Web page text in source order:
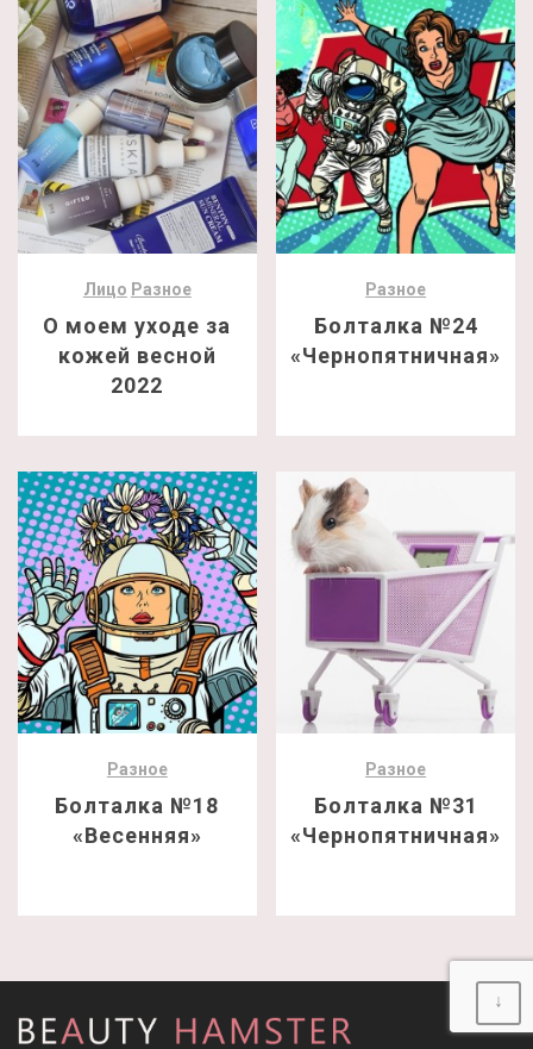
Лицо Разное
О моем уходе за
кожей весной
2022
Разное
Болталка №24
«Чернопятничная»
Разное
Болталка №18
«Весенняя»
Разное
Болталка №31
«Чернопятничная»
↓